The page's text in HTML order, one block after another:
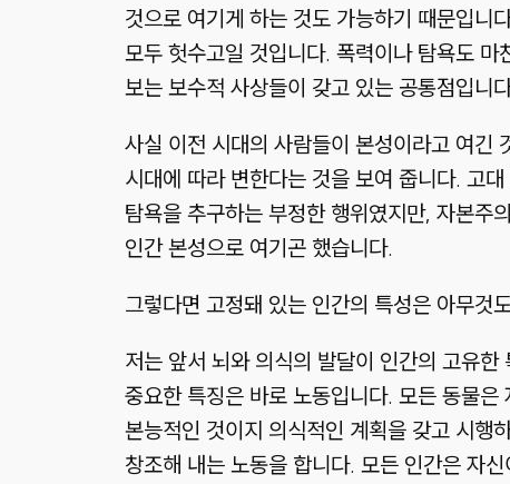
것으로 여기게 하는 것도 가능하기 때문입니
모두 헛수고일 것입니다. 폭력이나 탐욕도
보는 보수적 사상들이 갖고 있는 공통점입니
사실 이전 시대의 사람들이 본성이라고 여긴
시대에 따라 변한다는 것을 보여 줍니다. 고
탐욕을 추구하는 부정한 행위였지만, 자본주
인간 본성으로 여기곤 했습니다.
그렇다면 고정돼 있는 인간의 특성은 아무것
저는 앞서 뇌와 의식의 발달이 인간의 고유
중요한 특징은 바로 노동입니다. 모든 동물
본능적인 것이지 의식적인 계획을 갖고 시행
창조해 내는 노동을 합니다. 모든 인간은 자